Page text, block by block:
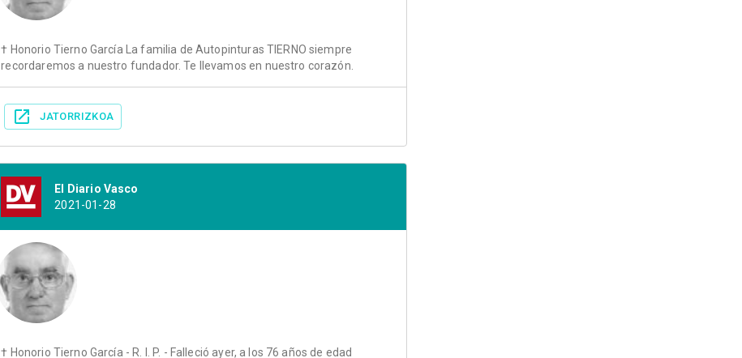
† Honorio Tierno García La familia de Autopinturas TIERNO siempre
recordaremos a nuestro fundador. Te llevamos en nuestro corazón.
JATORRIZKOA
El Diario Vasco
2021-01-28
† Honorio Tierno García - R. I. P. - Falleció ayer, a los 76 años de edad